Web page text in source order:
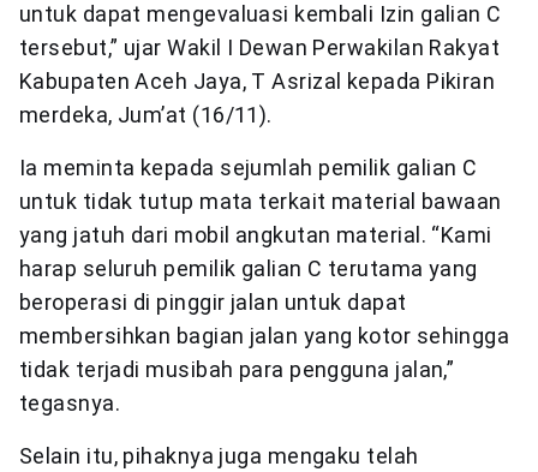
untuk dapat mengevaluasi kembali Izin galian C
tersebut,” ujar Wakil I Dewan Perwakilan Rakyat
Kabupaten Aceh Jaya, T Asrizal kepada Pikiran
merdeka, Jum’at (16/11).
Ia meminta kepada sejumlah pemilik galian C
untuk tidak tutup mata terkait material bawaan
yang jatuh dari mobil angkutan material. “Kami
harap seluruh pemilik galian C terutama yang
beroperasi di pinggir jalan untuk dapat
membersihkan bagian jalan yang kotor sehingga
tidak terjadi musibah para pengguna jalan,”
tegasnya.
Selain itu, pihaknya juga mengaku telah